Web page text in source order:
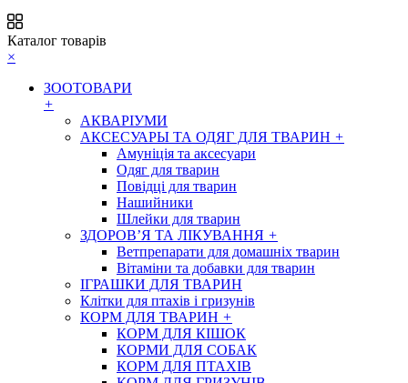
Каталог товарів
×
ЗООТОВАРИ
+
АКВАРІУМИ
АКСЕСУАРЫ ТА ОДЯГ ДЛЯ ТВАРИН +
Амуніція та аксесуари
Одяг для тварин
Повідці для тварин
Нашийники
Шлейки для тварин
ЗДОРОВ’Я ТА ЛІКУВАННЯ +
Ветпрепарати для домашніх тварин
Вітаміни та добавки для тварин
ІГРАШКИ ДЛЯ ТВАРИН
Клітки для птахів і гризунів
КОРМ ДЛЯ ТВАРИН +
КОРМ ДЛЯ КІШОК
КОРМИ ДЛЯ СОБАК
КОРМ ДЛЯ ПТАХІВ